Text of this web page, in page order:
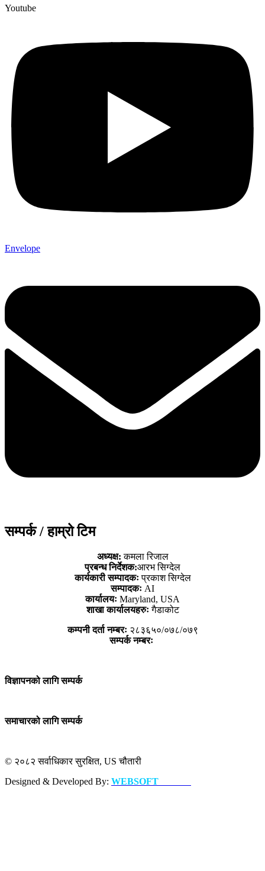
Youtube
Envelope
सम्पर्क / हाम्रो टिम
अध्यक्ष:कमला रिजाल
प्रबन्ध निर्देशक:आरभ सिग्देल
कार्यकारी सम्पादकःप्रकाश सिग्देल
सम्पादकः AI
कार्यालयः Maryland, USA
शाखा कार्यालयहरुःगैडाकोट
कम्पनी दर्ता नम्बरः२८३६५०/०७८/०७९
सम्पर्क नम्बरः
विज्ञापनको लागि सम्पर्क
समाचारको लागि सम्पर्क
© २०८२ सर्वाधिकार सुरक्षित, US चौतारी
Designed & Developed By: WEBSOFT